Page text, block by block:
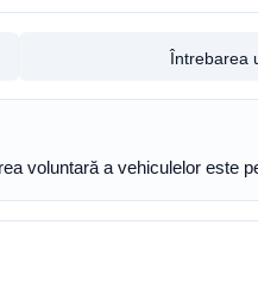
Întrebarea
voluntară a vehiculelor este